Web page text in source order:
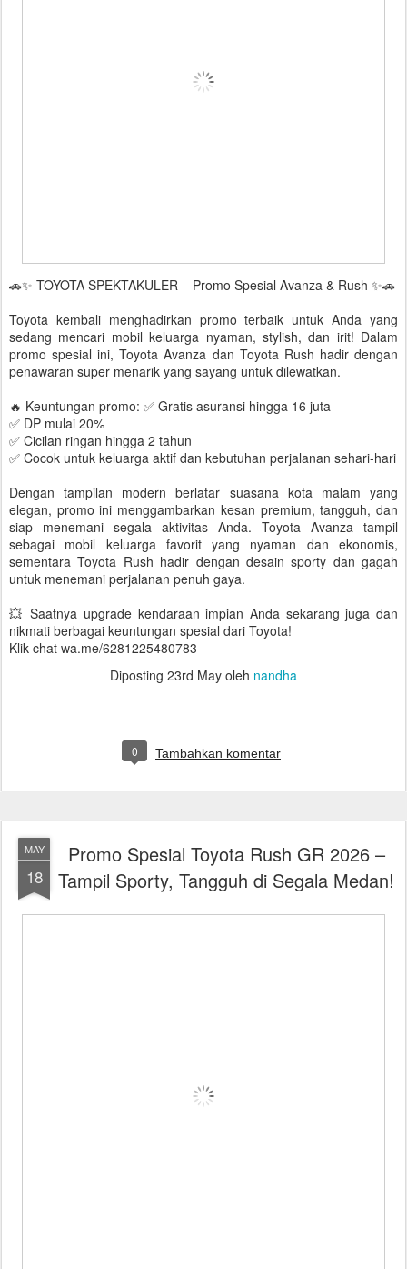
🚗✨ TOYOTA SPEKTAKULER – Promo Spesial Avanza & Rush ✨🚗
Toyota kembali menghadirkan promo terbaik untuk Anda yang
sedang mencari mobil keluarga nyaman, stylish, dan irit! Dalam
promo spesial ini, Toyota Avanza dan Toyota Rush hadir dengan
penawaran super menarik yang sayang untuk dilewatkan.
🔥 Keuntungan promo: ✅ Gratis asuransi hingga 16 juta
✅ DP mulai 20%
✅ Cicilan ringan hingga 2 tahun
✅ Cocok untuk keluarga aktif dan kebutuhan perjalanan sehari-hari
Dengan tampilan modern berlatar suasana kota malam yang
elegan, promo ini menggambarkan kesan premium, tangguh, dan
siap menemani segala aktivitas Anda. Toyota Avanza tampil
sebagai mobil keluarga favorit yang nyaman dan ekonomis,
sementara Toyota Rush hadir dengan desain sporty dan gagah
untuk menemani perjalanan penuh gaya.
💥 Saatnya upgrade kendaraan impian Anda sekarang juga dan
nikmati berbagai keuntungan spesial dari Toyota!
Klik chat wa.me/6281225480783
Diposting 23rd May oleh nandha
0 Tambahkan komentar
MAY
18
Promo Spesial Toyota Rush GR 2026 –
Tampil Sporty, Tangguh di Segala Medan!